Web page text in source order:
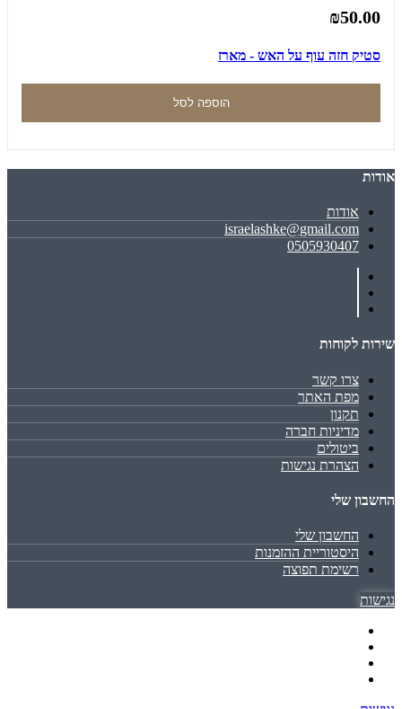
₪50.00
סטיק חזה עוף על האש - מארז
הוספה לסל
אודות
אודות
israelashke@gmail.com
0505930407
שירות לקוחות
צרו קשר
מפת האתר
תקנון
מדיניות חברה
ביטולים
הצהרת נגישות
החשבון שלי
החשבון שלי
היסטוריית ההזמנות
רשימת תפוצה
נגישות